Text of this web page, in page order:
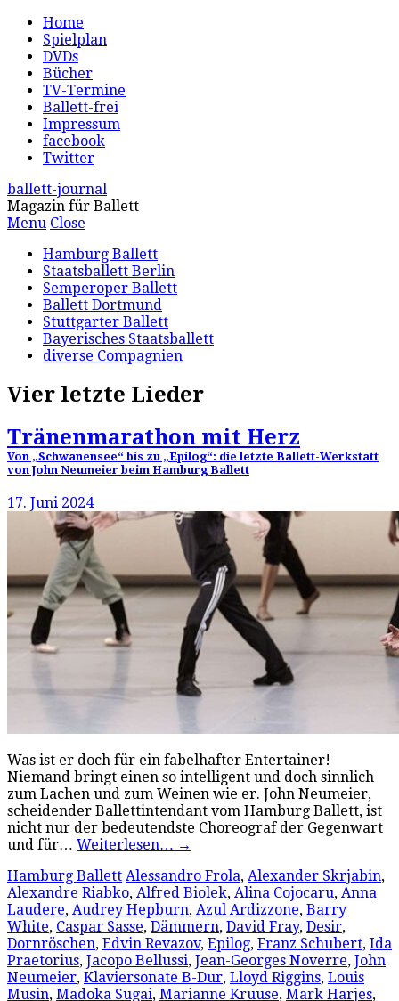
Home
Spielplan
DVDs
Bücher
TV-Termine
Ballett-frei
Impressum
facebook
Twitter
ballett-journal
Magazin für Ballett
Menu Close
Hamburg Ballett
Staatsballett Berlin
Semperoper Ballett
Ballett Dortmund
Stuttgarter Ballett
Bayerisches Staatsballett
diverse Compagnien
Vier letzte Lieder
Tränenmarathon mit Herz
Von „Schwanensee“ bis zu „Epilog“: die letzte Ballett-Werkstatt
von John Neumeier beim Hamburg Ballett
17. Juni 2024
Was ist er doch für ein fabelhafter Entertainer!
Niemand bringt einen so intelligent und doch sinnlich
zum Lachen und zum Weinen wie er. John Neumeier,
scheidender Ballettintendant vom Hamburg Ballett, ist
nicht nur der bedeutendste Choreograf der Gegenwart
und für… Weiterlesen… →
Hamburg Ballett Alessandro Frola, Alexander Skrjabin,
Alexandre Riabko, Alfred Biolek, Alina Cojocaru, Anna
Laudere, Audrey Hepburn, Azul Ardizzone, Barry
White, Caspar Sasse, Dämmern, David Fray, Desir,
Dornröschen, Edvin Revazov, Epilog, Franz Schubert, Ida
Praetorius, Jacopo Bellussi, Jean-Georges Noverre, John
Neumeier, Klaviersonate B-Dur, Lloyd Riggins, Louis
Musin, Madoka Sugai, Marianne Kruuse, Mark Harjes,